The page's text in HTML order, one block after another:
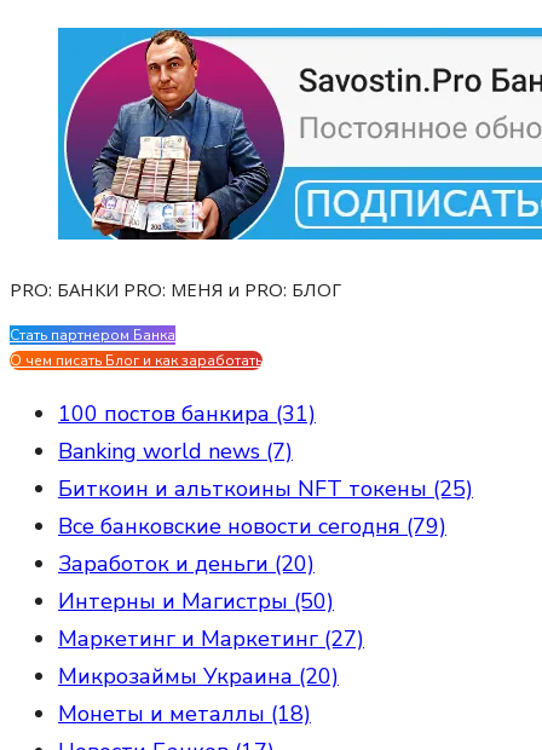
PRO: БАНКИ PRO: МЕНЯ и PRO: БЛОГ
Стать партнером Банка
О чем писать Блог и как заработать
100 постов банкира (31)
Banking world news (7)
Биткоин и альткоины NFT токены (25)
Все банковские новости сегодня (79)
Заработок и деньги (20)
Интерны и Магистры (50)
Маркетинг и Маркетинг (27)
Микрозаймы Украина (20)
Монеты и металлы (18)